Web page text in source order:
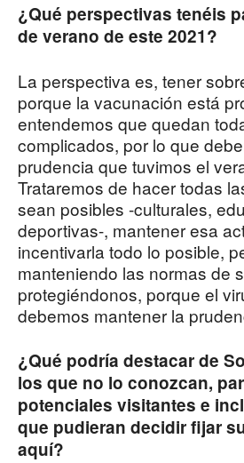
¿Qué perspectivas tenéis
de verano de este 2021?
La perspectiva es, tener
porque la vacunación está
entendemos que quedan
complicados, por lo que
prudencia que tuvimos el
Trataremos de hacer todas
sean posibles -culturales,
deportivas-, mantener esa
incentivarla todo lo posible,
manteniendo las normas de
protegiéndonos, porque el
debemos mantener la
¿Qué podría destacar de
los que no lo conozcan,
potenciales visitantes e
que pudieran decidir fijar
aquí?